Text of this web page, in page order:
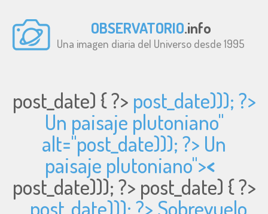
OBSERVATORIO.info
Una imagen diaria del Universo desde 1995
post_date) { ?> post_date))); ?>
Un paisaje plutoniano"
alt="post_date))); ?> Un
paisaje plutoniano"><
post_date))); ?> post_date) { ?>
post_date))); ?> Sobrevuelo